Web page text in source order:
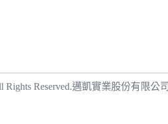
Reserved.邁凱實業股份有限公司